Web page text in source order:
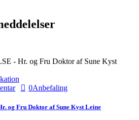
0Anbefaling
og Fru Doktor af Sune Kyst Leine